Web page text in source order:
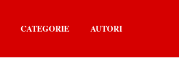
CATEGORIE AUTORI